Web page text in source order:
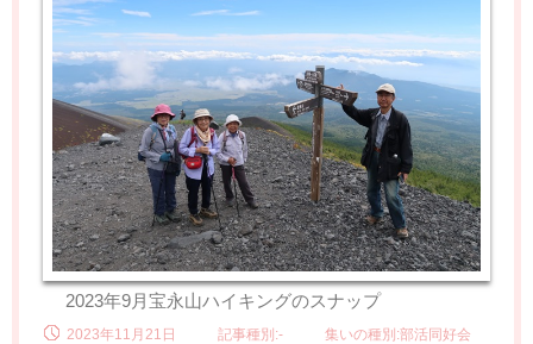
2023年9月宝永山ハイキングのスナップ
2023年11月21日 記事種別:-
集いの種別:部活同好会